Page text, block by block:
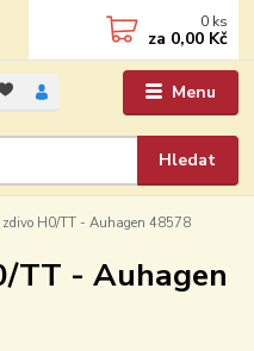
Menu
Hledat
0 ks
za 0,00 Kč
zdivo H0/TT - Auhagen 48578
TT - Auhagen